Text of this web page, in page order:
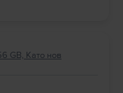
GB, Като нов